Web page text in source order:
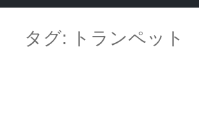
contentタグ: トランペット